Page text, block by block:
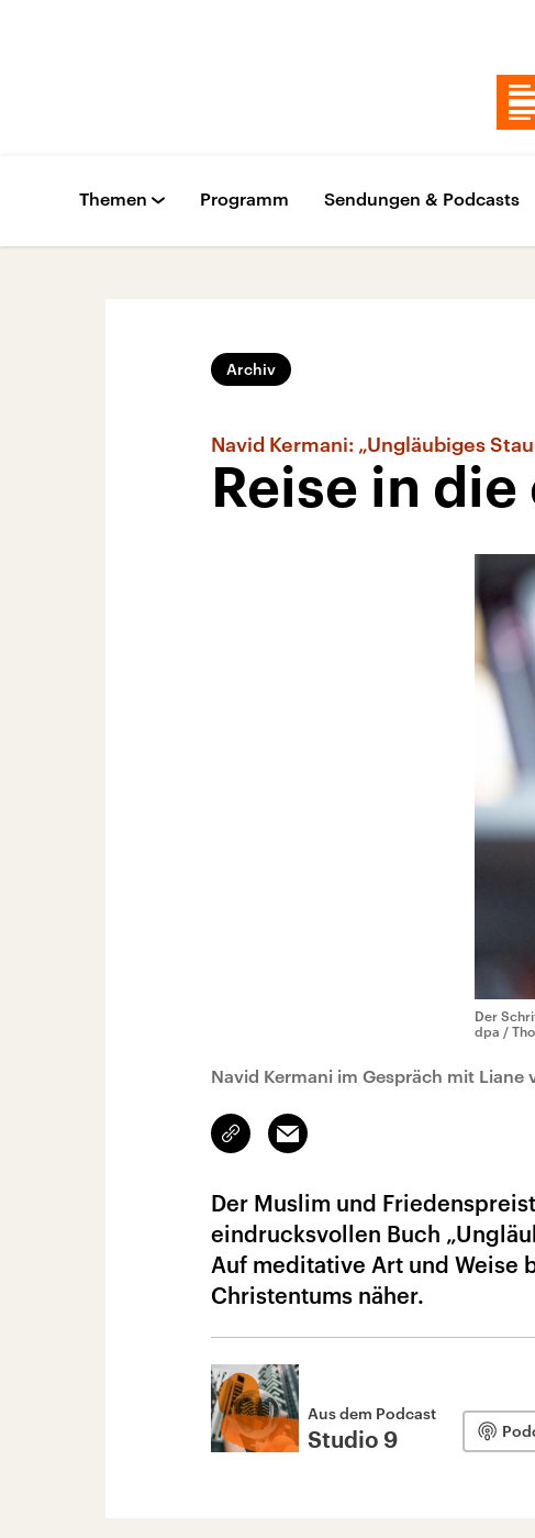
Themen Programm Sendungen & Podcasts
Archiv
Navid Kermani: „Ungläubiges
Reise in
Der
dpa /
Navid Kermani im Gespräch mit Liane
Link
kopieren/teilen
Email
Der Muslim und
eindrucksvollen Buch
Auf meditative Art und Weise
Christentums näher.
Aus dem Podcast
Studio 9